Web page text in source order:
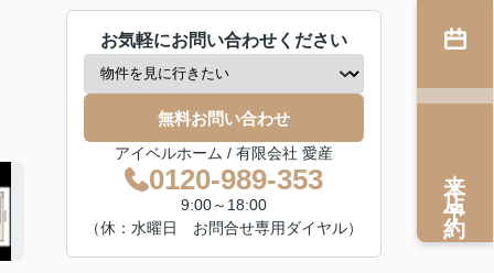
お気軽にお問い合わせください
無料お問い合わせ
アイベルホーム / 有限会社 愛産
0120-989-353
9:00～18:00
（休：水曜日 お問合せ専用ダイヤル）
来店予約